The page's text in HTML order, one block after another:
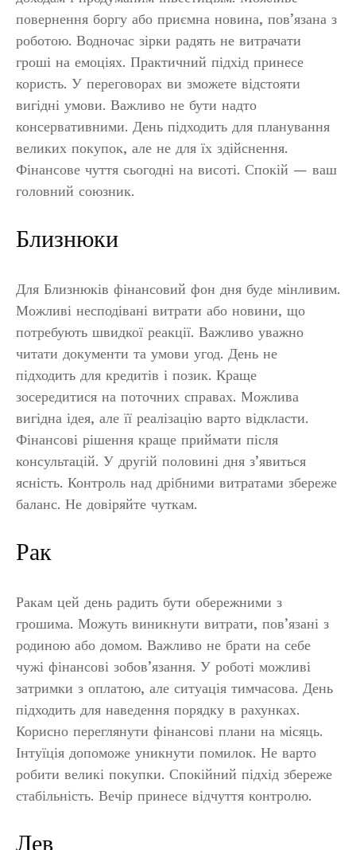
повернення боргу або приємна новина, пов’язана з
роботою. Водночас зірки радять не витрачати
гроші на емоціях. Практичний підхід принесе
користь. У переговорах ви зможете відстояти
вигідні умови. Важливо не бути надто
консервативними. День підходить для планування
великих покупок, але не для їх здійснення.
Фінансове чуття сьогодні на висоті. Спокій — ваш
головний союзник.
Близнюки
Для Близнюків фінансовий фон дня буде мінливим.
Можливі несподівані витрати або новини, що
потребують швидкої реакції. Важливо уважно
читати документи та умови угод. День не
підходить для кредитів і позик. Краще
зосередитися на поточних справах. Можлива
вигідна ідея, але її реалізацію варто відкласти.
Фінансові рішення краще приймати після
консультацій. У другій половині дня з’явиться
ясність. Контроль над дрібними витратами збереже
баланс. Не довіряйте чуткам.
Рак
Ракам цей день радить бути обережними з
грошима. Можуть виникнути витрати, пов’язані з
родиною або домом. Важливо не брати на себе
чужі фінансові зобов’язання. У роботі можливі
затримки з оплатою, але ситуація тимчасова. День
підходить для наведення порядку в рахунках.
Корисно переглянути фінансові плани на місяць.
Інтуїція допоможе уникнути помилок. Не варто
робити великі покупки. Спокійний підхід збереже
стабільність. Вечір принесе відчуття контролю.